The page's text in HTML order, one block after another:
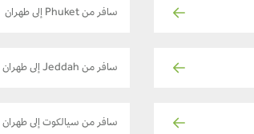
سافر من Phuket إلى طهران
سافر من Jeddah إلى طهران
سافر من سيالكوت إلى طهران